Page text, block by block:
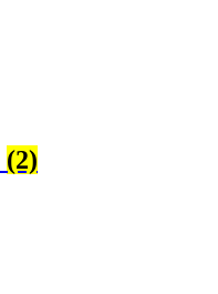
(2)